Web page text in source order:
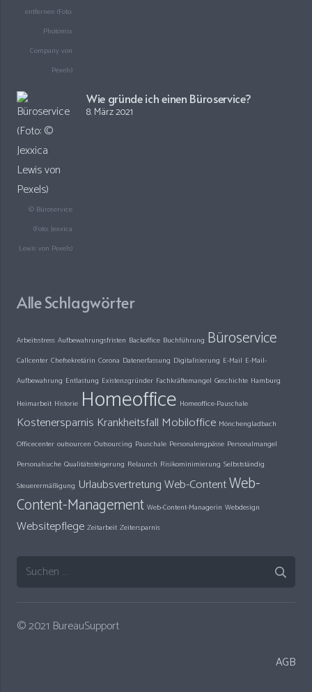
entfernen (Foto:
Photomix
Company von
Pexels)
© Büroservice
(Foto: Jexxica
Lewis von Pexels)
Wie gründe ich einen Büroservice?
8. März 2021
Alle Schlagwörter
Arbeitsstress Aufbewahrungsfristen Backoffice Buchführung Büroservice
Callcenter Chefsekretärin Corona Datenerfassung Digitalisierung E-Mail E-Mail-
Aufbewahrung Entlastung Existenzgründer Fachkräftemangel Geschichte Hamburg
Heimarbeit Historie Homeoffice Homeoffice-Pauschale
Kostenersparnis Krankheitsfall Mobiloffice Mönchengladbach
Officecenter outsourcen Outsourcing Pauschale Personalengpässe Personalmangel
Personalsuche Qualitätssteigerung Relaunch Risikominimierung Selbstständig
Steuerermäßigung UrlaubsvertretungWeb-ContentWeb-
Content-Management Web-Content-Managerin Webdesign
Websitepflege Zeitarbeit Zeitersparnis
Suchen
© 2021 BureauSupport
AGB